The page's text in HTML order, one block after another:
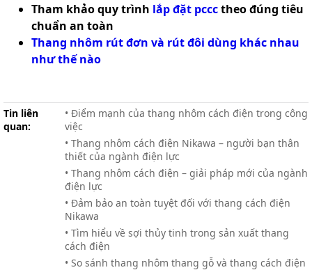
Tham khảo quy trình lắp đặt pccctheo đúng tiêu
chuẩn an toàn
Thang nhôm rút đơn và rút đôi dùng khác nhau
như thế nào
Tin liên
quan:
• Điểm mạnh của thang nhôm cách điện trong công
việc
• Thang nhôm cách điện Nikawa – người bạn thân
thiết của ngành điện lực
• Thang nhôm cách điện – giải pháp mới của ngành
điện lực
• Đảm bảo an toàn tuyệt đối với thang cách điện
Nikawa
• Tìm hiểu về sợi thủy tinh trong sản xuất thang
cách điện
• So sánh thang nhôm thang gỗ và thang cách điện